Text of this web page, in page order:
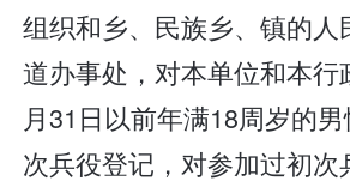
组织和乡、民族乡、镇的人
道办事处，对本单位和本行
月31日以前年满18周岁的
次兵役登记，对参加过初次